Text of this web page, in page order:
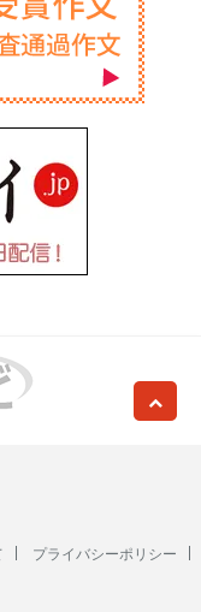
プライバシーポリシー